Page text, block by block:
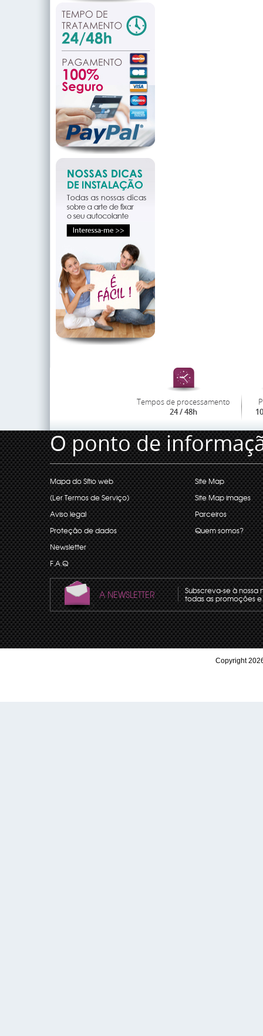
Tempos de processamento
24 / 48h
O ponto de
Mapa do Sítio web
(Ler Termos de Serviço)
Aviso legal
Proteção de dados
Newsletter
F.A.Q
Site Map
Site Map images
Parceiros
Quem somos?
A NEWSLETTER Subscreva-se à
todas as promoções
Copyright